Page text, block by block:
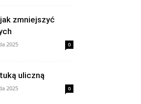
zmniejszyć
2025 0
uliczną
2025 0